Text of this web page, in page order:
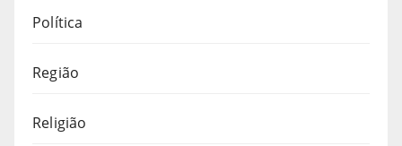
Política
Região
Religião